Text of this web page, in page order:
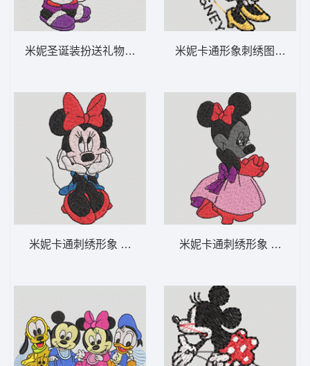
米妮圣诞装扮送礼物 米妮 64-DST格式
米妮卡通刺绣形象 米妮 63-DST格式
米妮卡通形象刺绣图案 米
米妮卡通刺绣形象 米妮